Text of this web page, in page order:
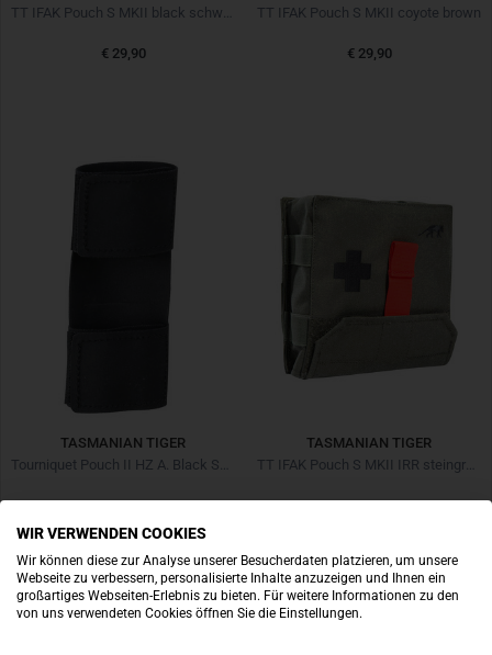
€ 29,90
TT IFAK Pouch S MKII coyote brown
€ 29,90
TASMANIAN TIGER
Tourniquet Pouch II HZ A. Black Schwarz
€ 3,90
TASMANIAN TIGER
TT IFAK Pouch S MKII IRR steingrau oliv
€ 33,90
WIR VERWENDEN COOKIES
Wir können diese zur Analyse unserer Besucherdaten platzieren, um unsere
Webseite zu verbessern, personalisierte Inhalte anzuzeigen und Ihnen ein
großartiges Webseiten-Erlebnis zu bieten. Für weitere Informationen zu den
von uns verwendeten Cookies öffnen Sie die Einstellungen.